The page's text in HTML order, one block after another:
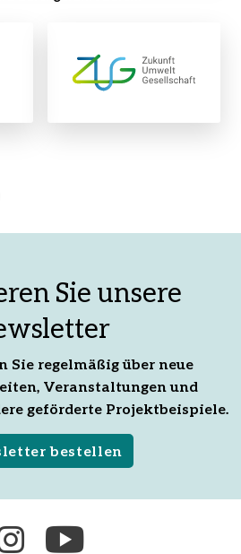
Sie unsere
regelmäßig über neue
Veranstaltungen und
geförderte Projektbeispiele.
bestellen